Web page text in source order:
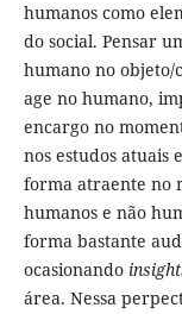
humanos como
do social. Pensar
humano no objeto/
age no humano,
encargo no
nos estudos atuais
forma atraente no
humanos e não
forma bastante
ocasionando
área. Nessa